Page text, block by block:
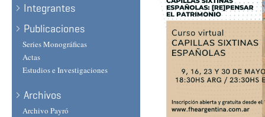
Integrantes
Publicaciones
Series Monográficas
Actas
Estudios e Investigaciones
Archivos
Archivo Payró